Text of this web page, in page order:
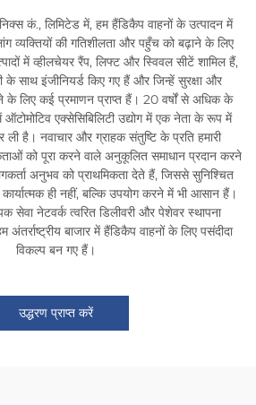
कं., लिमिटेड में, हम हैंडिकैप वाहनों के उत्पादन में
व्यक्तियों की गतिशीलता और पहुँच को बढ़ाने के लिए
में व्हीलचेयर रैंप, लिफ्ट और स्विवल सीटें शामिल हैं,
के साथ इंजीनियर्ड किए गए हैं और जिन्हें सुरक्षा और
के लिए कई प्रमाणन प्राप्त हैं। 20 वर्षों से अधिक के
एक्सेसिबिलिटी उद्योग में एक नेता के रूप में
है। नवाचार और ग्राहक संतुष्टि के प्रति हमारी
को पूरा करने वाले अनुकूलित समाधान प्रदान करने
अनुभव को प्राथमिकता देते हैं, जिससे सुनिश्चित
ही नहीं, बल्कि उपयोग करने में भी आसान हैं।
सेवा नेटवर्क त्वरित डिलीवरी और पेशेवर स्थापना
बाजार में हैंडिकैप वाहनों के लिए पसंदीदा
विकल्प बन गए हैं।
उद्धरण प्राप्त करें